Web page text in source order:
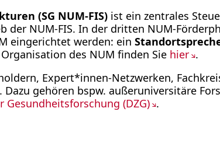
(SG NUM-FIS) ist ein zentrales
NUM-FIS. In der dritten NUM-
eingerichtet werden: ein
des NUM finden Sie hier .
Expert*innen-Netzwerken,
gehören bspw. außeruniversitäre
Gesundheitsforschung (DZG) .